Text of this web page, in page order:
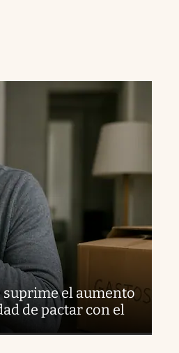
suprime el aumento
de pactar con el